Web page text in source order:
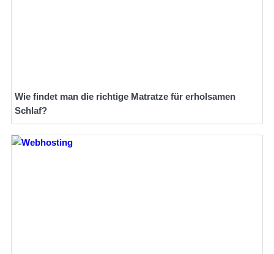
Wie findet man die richtige Matratze für erholsamen
Schlaf?